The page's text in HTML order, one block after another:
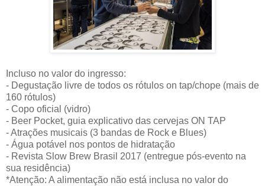
Incluso no valor do ingresso:
- Degustação livre de todos os rótulos on tap/chope (mais de
160 rótulos)
- Copo oficial (vidro)
- Beer Pocket, guia explicativo das cervejas ON TAP
- Atrações musicais (3 bandas de Rock e Blues)
- Água potável nos pontos de hidratação
- Revista Slow Brew Brasil 2017 (entregue pós-evento na
sua residência)
*Atenção: A alimentação não está inclusa no valor do